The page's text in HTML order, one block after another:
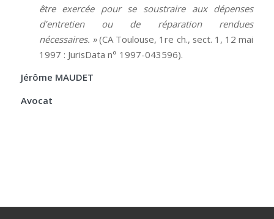
être exercée pour se soustraire aux dépenses
d’entretien ou de réparation rendues
nécessaires. »(CA Toulouse, 1re ch., sect. 1, 12 mai
1997 : JurisData n° 1997-043596).
Jérôme MAUDET
Avocat